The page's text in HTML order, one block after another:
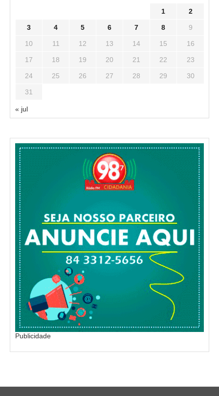
1 2
3 4 5 6 7 8 9
10 11 12 13 14 15 16
17 18 19 20 21 22 23
24 25 26 27 28 29 30
31
« jul
Publicidade